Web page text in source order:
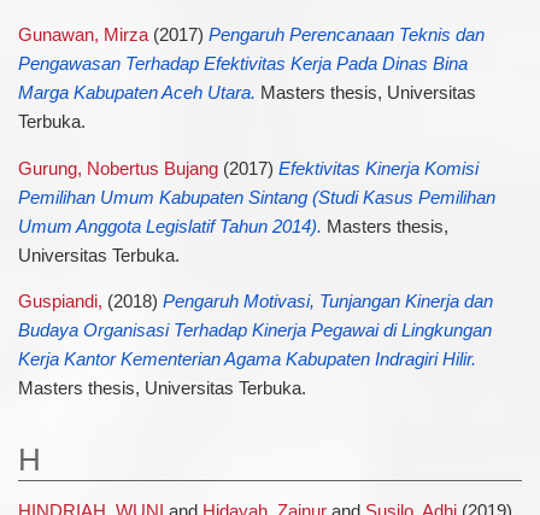
Gunawan, Mirza(2017) Pengaruh Perencanaan Teknis dan
Pengawasan Terhadap Efektivitas Kerja Pada Dinas Bina
Marga Kabupaten Aceh Utara. Masters thesis, Universitas
Terbuka.
Gurung, Nobertus Bujang(2017) Efektivitas Kinerja Komisi
Pemilihan Umum Kabupaten Sintang (Studi Kasus Pemilihan
Umum Anggota Legislatif Tahun 2014). Masters thesis,
Universitas Terbuka.
Guspiandi, (2018) Pengaruh Motivasi, Tunjangan Kinerja dan
Budaya Organisasi Terhadap Kinerja Pegawai di Lingkungan
Kerja Kantor Kementerian Agama Kabupaten Indragiri Hilir.
Masters thesis, Universitas Terbuka.
H